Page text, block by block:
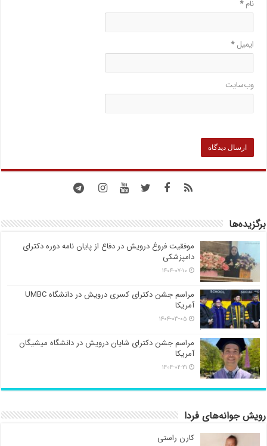
نام*
ایمیل*
وب‌سایت
برگزیده‌ها
موفقیت فروغ درویش در دفاع از پایان نامه دوره دکترای
دامپزشکی
۱۴۰۴-۰۷-۱۰
مراسم جشن دکترای کسری درویش در دانشگاه UMBC
آمریکا
۱۴۰۴-۰۳-۰۵
مراسم جشن دکترای شایان درویش در دانشگاه میشیگان
آمریکا
۱۴۰۴-۰۲-۲۱
رویش جوانه‌های فردا
کارن راستی